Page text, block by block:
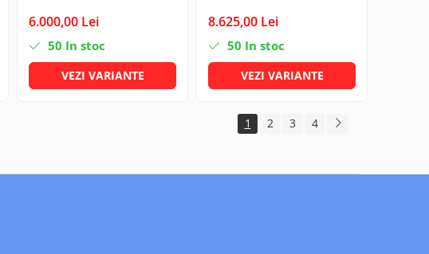
6.000,00 Lei
50 In stoc
VEZI VARIANTE
8.625,00 Lei
50 In stoc
VEZI VARIANTE
1 2 3 4